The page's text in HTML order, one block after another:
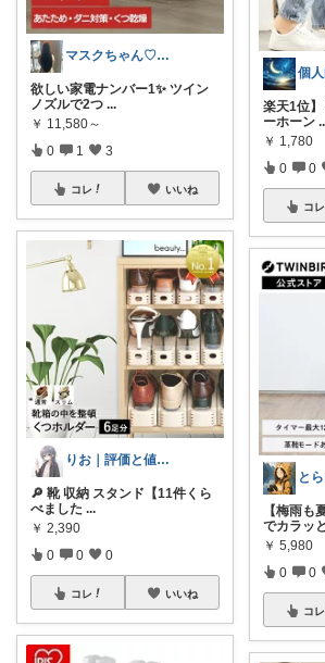
マスクちゃん♡ママになっても綺麗でいたい
欲しい家電ナンバー1✨ ツイン
ノズルで2つ ...
￥ 11,580～
0 1 3
コレ いいね
りお｜評価と値段でくらべる
🔎 靴 収納 スタンド【11件くら
べました ...
￥ 2,390
0 0 0
コレ いいね
楽天1位】
ーホーン
￥ 1,780
0 0
コレ
【梅雨も
でカラッ
￥ 5,980
0 0
コレ